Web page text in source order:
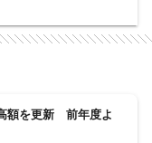
額を更新 前年度よ